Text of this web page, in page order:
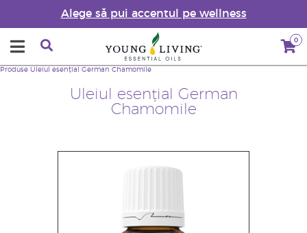
Alege să pui accentul pe wellness
0
Uleiul esențial German
Chamomile
Produse Uleiul esențial German Chamomile